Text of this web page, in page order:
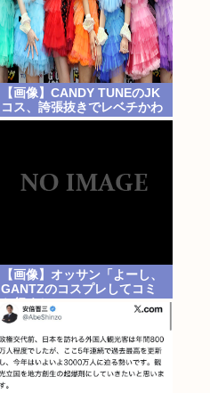
【画像】CANDY TUNEのJK
コス、誇張抜きでレベチかわ
いいwww
【画像】オッサン「よーし、
GANTZのコスプレしてコミ
ケ行くかー」